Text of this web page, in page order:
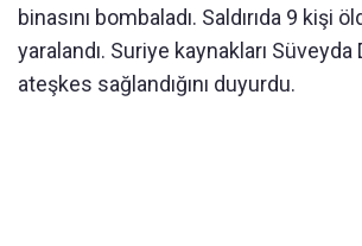
binasını bombaladı. Saldırıda 9 kişi
yaralandı. Suriye kaynakları Süveyda
ateşkes sağlandığını duyurdu.